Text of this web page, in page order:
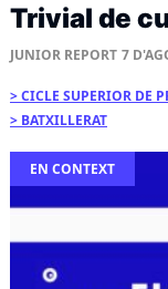
Trivial de
JUNIOR REPORT 7
CICLE SUPERIOR DE
BATXILLERAT
EN CONTEXT